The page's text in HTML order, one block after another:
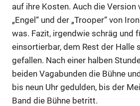
auf ihre Kosten. Auch die Version
„Engel“ und der „Trooper“ von
was. Fazit, irgendwie schräg und
einsortierbar, dem Rest der Halle
gefallen. Nach einer halben
beiden Vagabunden die Bühne
bis neun Uhr gedulden, bis der
Band die Bühne betritt.